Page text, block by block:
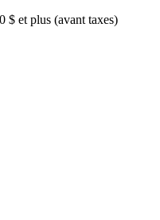
$ et plus (avant taxes)